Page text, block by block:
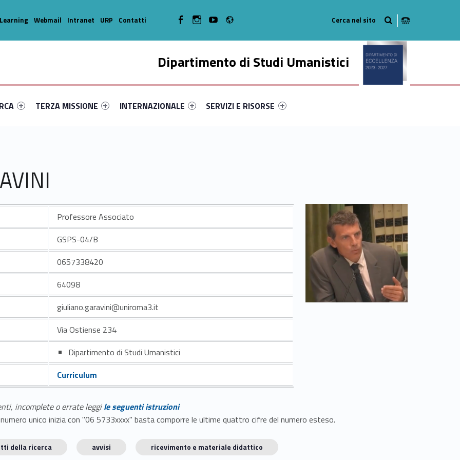
Dipartimento di Studi Umanistici
primary-83042-14
#link-menu-primary-69668-35
Link identifier #link-menu-primary-68885-45
TERZA MISSIONE
Link identifier #link-menu-primary-77651-49
INTERNAZIONALE
Link identifier #link-menu-primary-90823-56
SERVIZI E RISORSE
Webmail Intranet URP Contatti WebMan on FacebookWebMan on Instagram
WebMan on Youtube
Professore Associato
GSPS-04/B
0657338420
64098
giuliano.garavini@uniroma3.it
Via Ostiense 234
Dipartimento di Studi Umanistici
Curriculum
incomplete o errate leggile seguenti istruzioni
unico inizia con "06 5733xxxx" basta comporre le ultime quattro cifre del numero esteso.
della ricerca avvisi ricevimento e materiale didattico